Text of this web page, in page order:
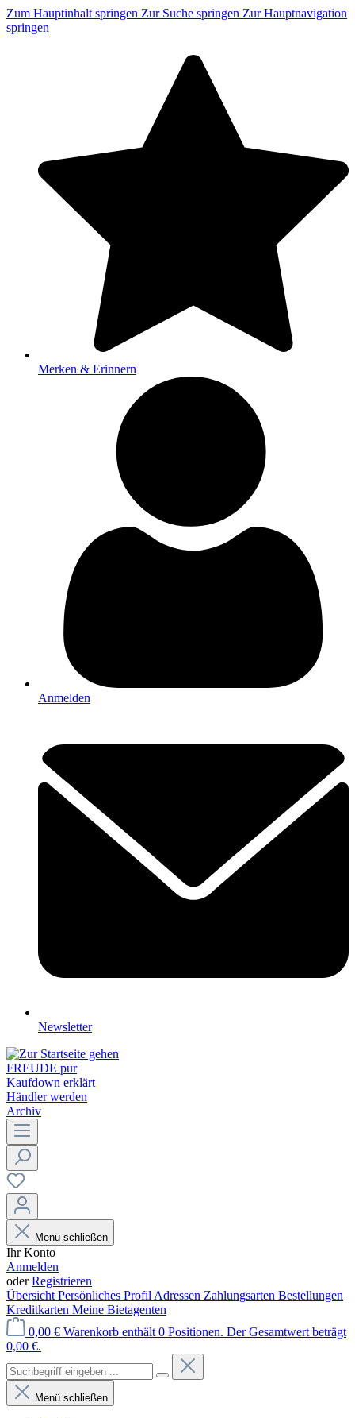
Zum Hauptinhalt springen Zur Suche springen Zur Hauptnavigation
springen
Merken & Erinnern
Anmelden
Newsletter
FREUDE pur
Kaufdown erklärt
Händler werden
Archiv
Menü schließen
Ihr Konto
Anmelden
oderRegistrieren
Übersicht Persönliches Profil Adressen Zahlungsarten Bestellungen
Kreditkarten Meine Bietagenten
0,00 € Warenkorb enthält 0 Positionen. Der Gesamtwert beträgt
0,00 €.
Menü schließen